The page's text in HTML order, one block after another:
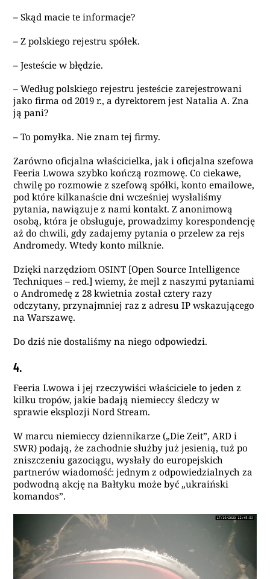
– Skąd macie te informacje?
– Z polskiego rejestru spółek.
– Jesteście w błędzie.
– Według polskiego rejestru jesteście zarejestrowani
jako firma od 2019 r., a dyrektorem jest Natalia A. Zna
ją pani?
– To pomyłka. Nie znam tej firmy.
Zarówno oficjalna właścicielka, jak i oficjalna szefowa
Feeria Lwowa szybko kończą rozmowę. Co ciekawe,
chwilę po rozmowie z szefową spółki, konto emailowe,
pod które kilkanaście dni wcześniej wysłaliśmy
pytania, nawiązuje z nami kontakt. Z anonimową
osobą, która je obsługuje, prowadzimy korespondencję
aż do chwili, gdy zadajemy pytania o przelew za rejs
Andromedy. Wtedy konto milknie.
Dzięki narzędziom OSINT [Open Source Intelligence
Techniques – red.] wiemy, że mejl z naszymi pytaniami
o Andromedę z 28 kwietnia został cztery razy
odczytany, przynajmniej raz z adresu IP wskazującego
na Warszawę.
Do dziś nie dostaliśmy na niego odpowiedzi.
4.
Feeria Lwowa i jej rzeczywiści właściciele to jeden z
kilku tropów, jakie badają niemieccy śledczy w
sprawie eksplozji Nord Stream.
W marcu niemieccy dziennikarze („Die Zeit”, ARD i
SWR) podają, że zachodnie służby już jesienią, tuż po
zniszczeniu gazociągu, wysłały do ​​europejskich
partnerów wiadomość: jednym z odpowiedzialnych za
podwodną akcję na Bałtyku może być „ukraiński
komandos”.